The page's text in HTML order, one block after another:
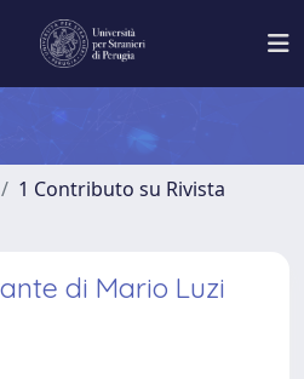
1 Contributo su Rivista
di Mario Luzi